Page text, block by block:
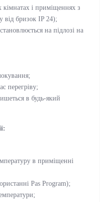
і приміщеннях з
від бризок IP 24);
на підлозі на
перегріву;
в будь-який
в приміщенні
Pas Program);